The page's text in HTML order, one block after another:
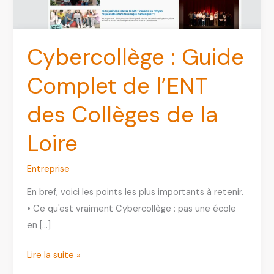
Cybercollège : Guide
Complet de l’ENT
des Collèges de la
Loire
Entreprise
En bref, voici les points les plus importants à retenir.
• Ce qu'est vraiment Cybercollège : pas une école
en […]
Cybercollège
Lire la suite »